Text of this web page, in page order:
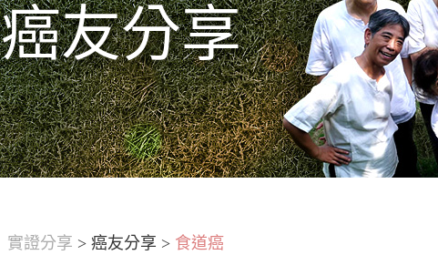
癌友分享
實證分享 > 癌友分享 > 食道癌